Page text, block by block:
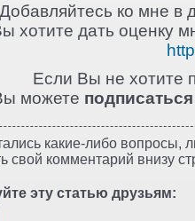
Добавляйтесь ко мне в
хотите дать оценку
Если Вы не хотите
можете
какие-либо вопросы,
свой комментарий внизу
эту статью друзьям: